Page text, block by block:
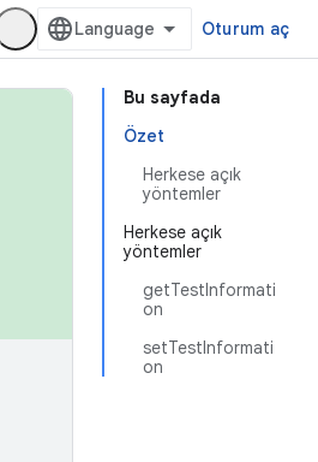
Oturum aç
Bu sayfada
Özet
Herkese açık
yöntemler
Herkese açık
yöntemler
getTestInformati
on
setTestInformati
on